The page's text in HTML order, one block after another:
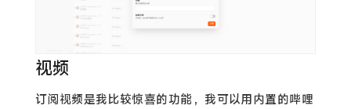
视频
订阅视频是我比较惊喜的功能，我可以用内置的哔哩